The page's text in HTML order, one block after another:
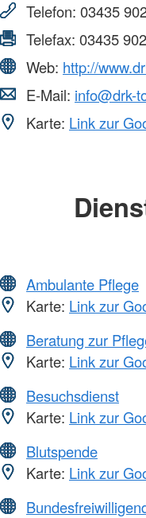
Telefon: 03435
Telefax: 03435
Web: http://
E-Mail: info@drk-
Karte: Link zur
Ambulante Pflege
Karte: Link zur
Beratung zur
Karte: Link zur
Besuchsdienst
Karte: Link zur
Blutspende
Karte: Link zur